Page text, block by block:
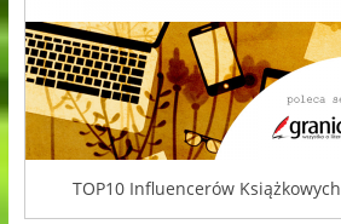
TOP10 Influencerów Książkowych